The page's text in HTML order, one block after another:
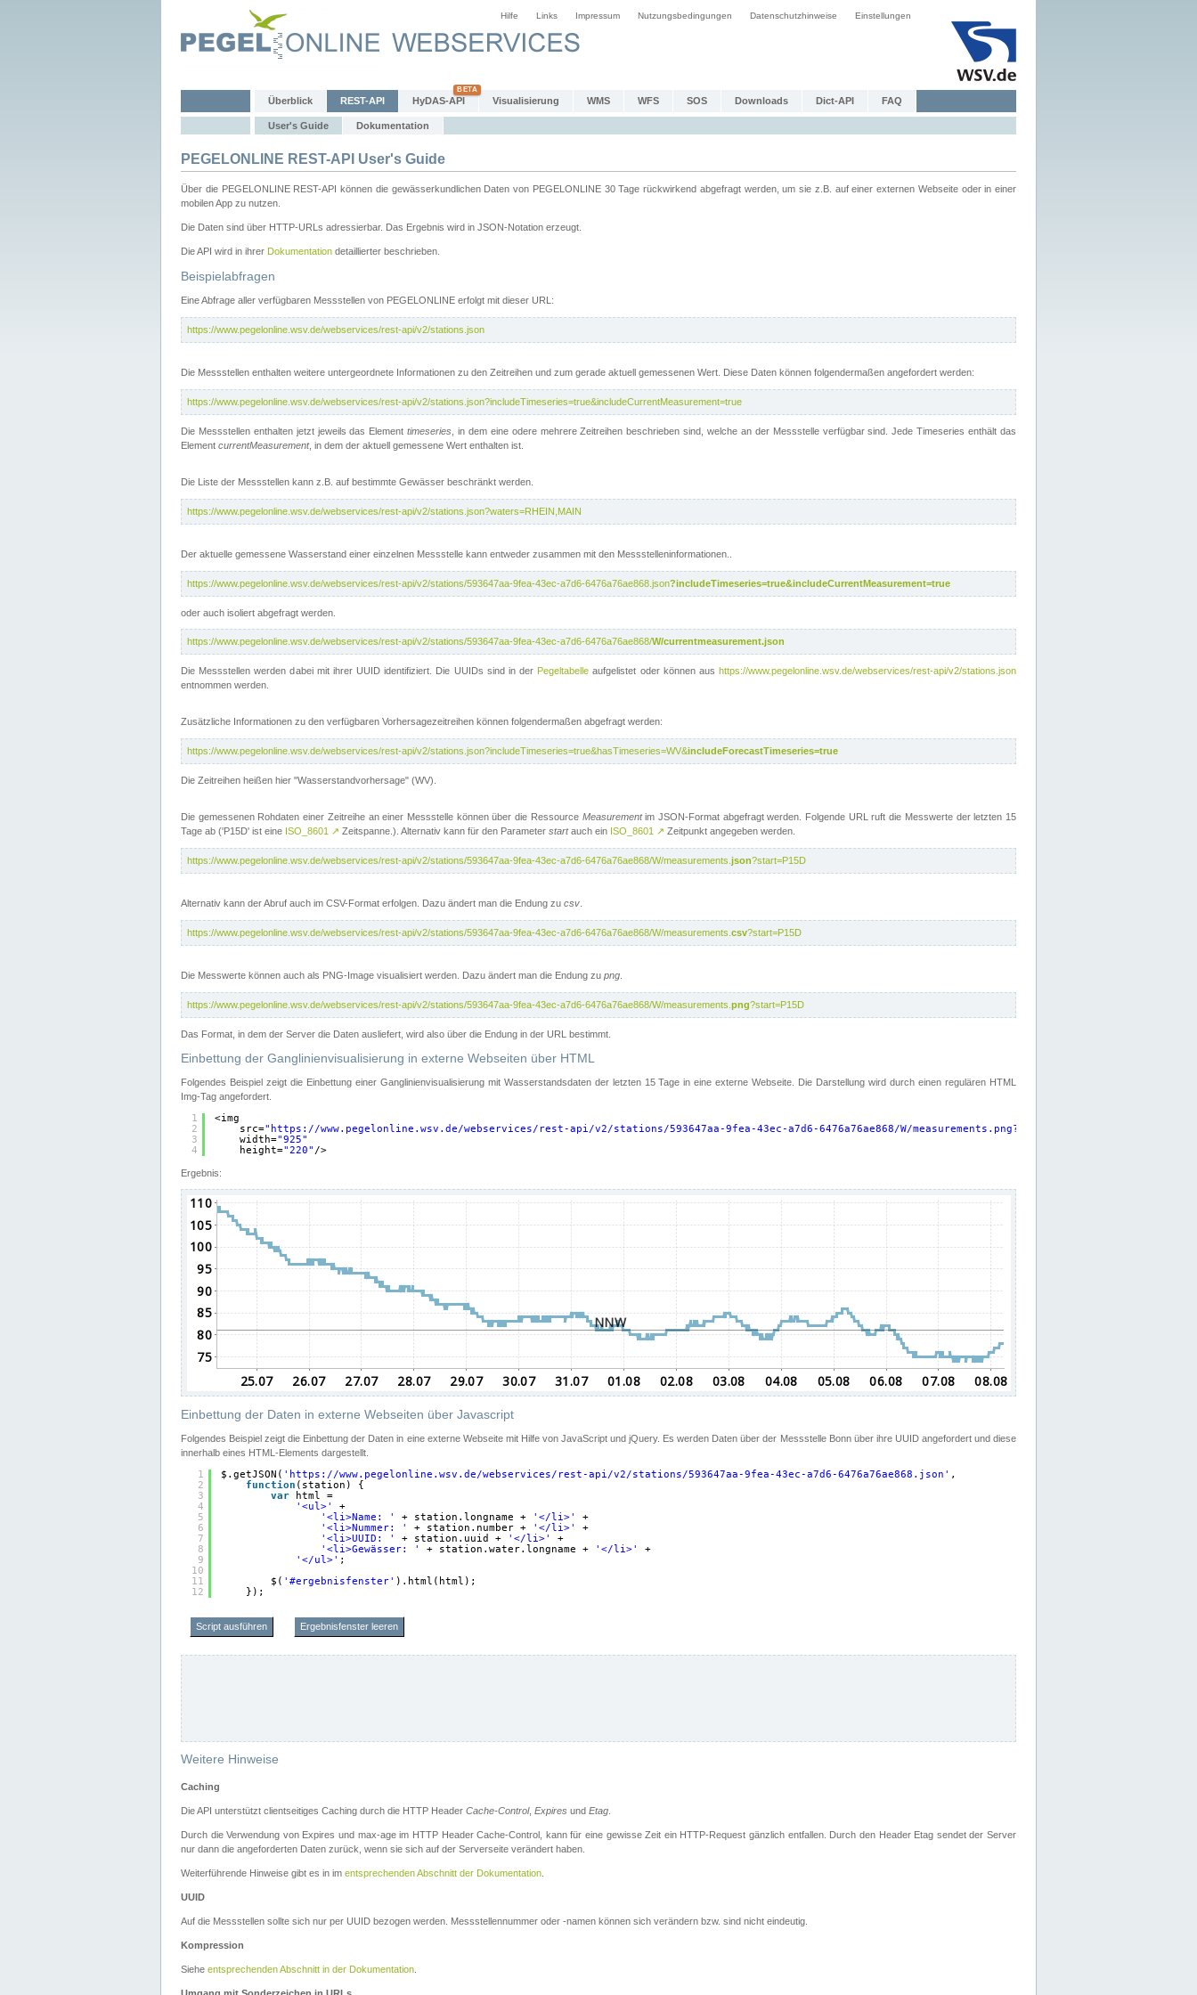
Hilfe Links Impressum Nutzungsbedingungen Datenschutzhinweise Einstellungen
Überblick REST-API HyDAS-API Visualisierung WMS WFS SOS Downloads Dict-API FAQ
User's Guide Dokumentation
PEGELONLINE REST-API User's Guide
Über die PEGELONLINE REST-API können die gewässerkundlichen Daten von PEGELONLINE 30 Tage rückwirkend abgefragt werden, um sie z.B. auf einer externen Webseite oder in einer
mobilen App zu nutzen.
Die Daten sind über HTTP-URLs adressierbar. Das Ergebnis wird in JSON-Notation erzeugt.
Die API wird in ihrer Dokumentation detaillierter beschrieben.
Beispielabfragen
Eine Abfrage aller verfügbaren Messstellen von PEGELONLINE erfolgt mit dieser URL:
https://www.pegelonline.wsv.de/webservices/rest-api/v2/stations.json
Die Messstellen enthalten weitere untergeordnete Informationen zu den Zeitreihen und zum gerade aktuell gemessenen Wert. Diese Daten können folgendermaßen angefordert werden:
https://www.pegelonline.wsv.de/webservices/rest-api/v2/stations.json?includeTimeseries=true&includeCurrentMeasurement=true
Die Messstellen enthalten jetzt jeweils das Elementtimeseries , in dem eine odere mehrere Zeitreihen beschrieben sind, welche an der Messstelle verfügbar sind. Jede Timeseries enthält das
Element currentMeasurement, in dem der aktuell gemessene Wert enthalten ist.
Die Liste der Messstellen kann z.B. auf bestimmte Gewässer beschränkt werden.
https://www.pegelonline.wsv.de/webservices/rest-api/v2/stations.json?waters=RHEIN,MAIN
Der aktuelle gemessene Wasserstand einer einzelnen Messstelle kann entweder zusammen mit den Messstelleninformationen..
https://www.pegelonline.wsv.de/webservices/rest-api/v2/stations/593647aa-9fea-43ec-a7d6-6476a76ae868.json?includeTimeseries=true&includeCurrentMeasurement=true
oder auch isoliert abgefragt werden.
https://www.pegelonline.wsv.de/webservices/rest-api/v2/stations/593647aa-9fea-43ec-a7d6-6476a76ae868/W/currentmeasurement.json
Die Messstellen werden dabei mit ihrer UUID identifiziert. Die UUIDs sind in der Pegeltabelle aufgelistet oder können aushttps://www.pegelonline.wsv.de/webservices/rest-api/v2/stations.json
entnommen werden.
Zusätzliche Informationen zu den verfügbaren Vorhersagezeitreihen können folgendermaßen abgefragt werden:
https://www.pegelonline.wsv.de/webservices/rest-api/v2/stations.json?includeTimeseries=true&hasTimeseries=WV&includeForecastTimeseries=true
Die Zeitreihen heißen hier "Wasserstandvorhersage" (WV).
Die gemessenen Rohdaten einer Zeitreihe an einer Messstelle können über die Ressource Measurementim JSON-Format abgefragt werden. Folgende URL ruft die Messwerte der letzten 15
Tage ab ('P15D' ist eine ISO_8601 ↗ Zeitspanne.). Alternativ kann für den Parameter startauch ein ISO_8601 ↗ Zeitpunkt angegeben werden.
https://www.pegelonline.wsv.de/webservices/rest-api/v2/stations/593647aa-9fea-43ec-a7d6-6476a76ae868/W/measurements. json?start=P15D
Alternativ kann der Abruf auch im CSV-Format erfolgen. Dazu ändert man die Endung zu csv
https://www.pegelonline.wsv.de/webservices/rest-api/v2/stations/593647aa-9fea-43ec-a7d6-6476a76ae868/W/measurements. csv?start=P15D
Die Messwerte können auch als PNG-Image visualisiert werden. Dazu ändert man die Endung zu png
https://www.pegelonline.wsv.de/webservices/rest-api/v2/stations/593647aa-9fea-43ec-a7d6-6476a76ae868/W/measurements. png?start=P15D
Das Format, in dem der Server die Daten ausliefert, wird also über die Endung in der URL bestimmt.
Einbettung der Ganglinienvisualisierung in externe Webseiten über HTML
Folgendes Beispiel zeigt die Einbettung einer Ganglinienvisualisierung mit Wasserstandsdaten der letzten 15 Tage in eine externe Webseite. Die Darstellung wird durch einen regulären HTML
Img-Tag angefordert.
1
2
3
4
<img
src=" https://www.pegelonline.wsv.de/webservices/rest-api/v2/stations/593647aa-9fea-43ec-a7d6-6476a76ae868/W/
width="925"
height="220" />
Ergebnis:
Einbettung der Daten in externe Webseiten über Javascript
Folgendes Beispiel zeigt die Einbettung der Daten in eine externe Webseite mit Hilfe von JavaScript und jQuery. Es werden Daten über der Messstelle Bonn über ihre UUID angefordert und diese
innerhalb eines HTML-Elements dargestellt.
1
2
3
4
5
6
7
8
9
10
11
12
$.getJSON( ' https://www.pegelonline.wsv.de/webservices/rest-api/v2/stations/593647aa-9fea-43ec-a7d6-6476a76ae868.json ' ,
function (station) {
var
html =
'<ul>'
+
'<li>Name: '
+ station.longname + '</li>'
+
'<li>Nummer: '
+ station.number + '</li>'
+
'<li>UUID: '
+ station.uuid + '</li>'
+
'<li>Gewässer: '
+ station.water.longname + '</li>'
+
'</ul>' ;
$( '#ergebnisfenster' ).html(html);
});
Script ausführen Ergebnisfenster leeren
Weitere Hinweise
Caching
Die API unterstützt clientseitiges Caching durch die HTTP Header Cache-Control, Expires und Etag.
Durch die Verwendung von Expires und max-age im HTTP Header Cache-Control, kann für eine gewisse Zeit ein HTTP-Request gänzlich entfallen. Durch den Header Etag sendet der Server
nur dann die angeforderten Daten zurück, wenn sie sich auf der Serverseite verändert haben.
Weiterführende Hinweise gibt es in im entsprechenden Abschnitt der Dokumentation.
UUID
Auf die Messstellen sollte sich nur per UUID bezogen werden. Messstellennummer oder -namen können sich verändern bzw. sind nicht eindeutig.
Kompression
Siehe entsprechenden Abschnitt in der Dokumentation.